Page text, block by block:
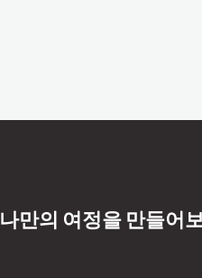
나만의 여정을 만들어